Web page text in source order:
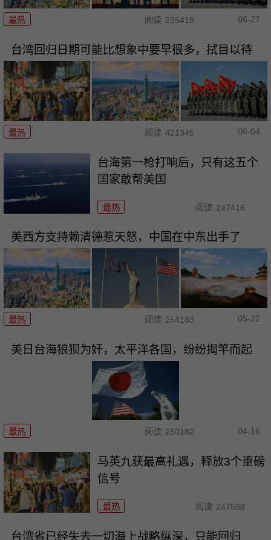
最热 阅读 235418 06-27
台湾回归日期可能比想象中要早很多，拭目以待
最热 阅读 421345 06-04
台海第一枪打响后，只有这五个
国家敢帮美国
最热 阅读 247416
美西方支持赖清德惹天怒，中国在中东出手了
最热 阅读 254183 05-22
美日台海狼狈为奸，太平洋各国，纷纷揭竿而起
最热 阅读 250182 04-16
马英九获最高礼遇，释放3个重磅
信号
最热 阅读 247588
台湾省已经失去一切海上战略纵深，只能回归